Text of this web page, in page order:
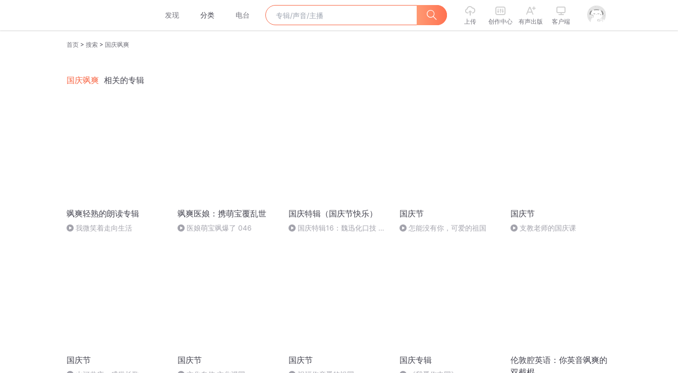
发现 分类 电台
上传 创作中心 有声出版 客户端
首页 > 搜索 > 国庆飒爽
国庆飒爽 相关的专辑
飒爽轻熟的朗读专辑
我微笑着走向生活
飒爽医娘：携萌宝覆乱世
医娘萌宝飒爆了 046
国庆特辑（国庆节快乐）
国庆特辑16：魏迅化口技 二
国庆节
怎能没有你，可爱的祖国
国庆节
支教老师的国庆课
国庆节 国庆节 国庆节 国庆专辑
伦敦腔英语：你英音飒爽的